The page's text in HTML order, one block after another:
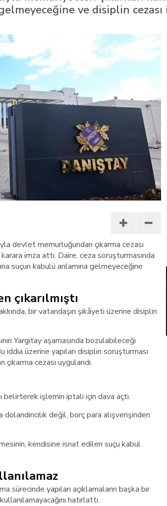
ve disiplin
devlet memurluğundan çıkarma cezası
imza attı. Daire, ceza soruşturmasında
suçun kabulü anlamına gelmeyeceğine
çıkarılmıştı
bir vatandaşın şikâyeti üzerine disiplin
Yargıtay aşamasında bozulabileceği
iddia üzerine yapılan disiplin soruşturması
cezası uygulandı.
belirterek işlemin iptali için dava açtı.
değil, borç para alışverişinden
kendisine isnat edilen suçu kabul
sürecinde yapılan açıklamaların başka bir
hatırlattı.